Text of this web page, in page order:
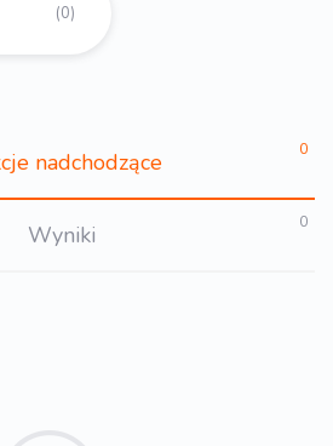
(0)
nadchodzące 0
Wyniki 0